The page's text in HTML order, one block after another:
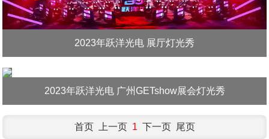
2023年跃洋光电 展厅灯光秀
2023年跃洋光电 广州GETshow展会灯光秀
首页 上一页 1 下一页 尾页